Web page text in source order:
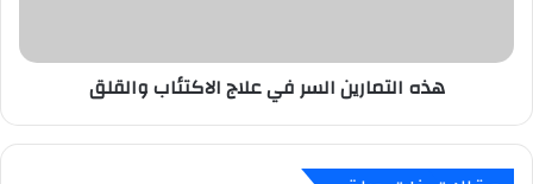
هذه التمارين السر في علاج الاكتئاب والقلق